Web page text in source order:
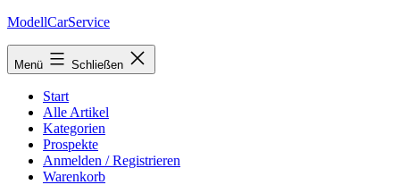
Zum
springen
ModellCarService
Menü Schließen
Start
Alle Artikel
Kategorien
Prospekte
Anmelden / Registrieren
Warenkorb